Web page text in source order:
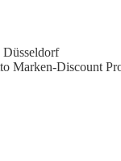
Marken-Discount